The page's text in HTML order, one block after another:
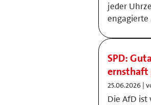
jeder
SPD:
ernsthaft
25.06.2026 |
Die AfD ist